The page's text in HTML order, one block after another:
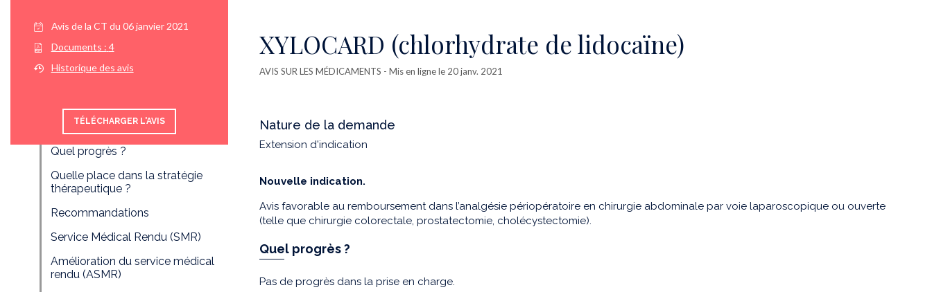
Avis de la CT du 06 janvier 2021
Documents : 4
Historique des avis
TÉLÉCHARGER L'AVIS
Quel progrès ?
Quelle place dans la stratégie
thérapeutique ?
Recommandations
Service Médical Rendu (SMR)
Amélioration du service médical
rendu (ASMR)
XYLOCARD (chlorhydrate de lidocaïne)
AVIS SUR LES MÉDICAMENTS - Mis en ligne le 20 janv. 2021
Nature de la demande
Extension d'indication
Nouvelle indication.
Avis favorable au remboursement dans l’analgésie périopératoire en chirurgie abdominale par voie laparoscopique ou ouverte
(telle que chirurgie colorectale, prostatectomie, cholécystectomie).
Quel progrès ?
Pas de progrès dans la prise en charge.